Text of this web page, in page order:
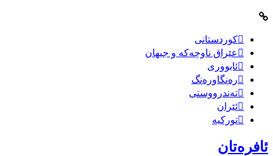
کوردستانی
عێراق ناوچەکە و جیهان
ئابووری
رەنگاورەنگ
تەندرووستی
ئێران
تورکیە
ئافرەتان